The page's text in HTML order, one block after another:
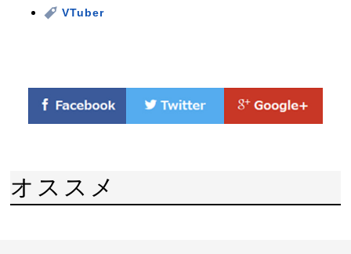
VTuber
オススメ